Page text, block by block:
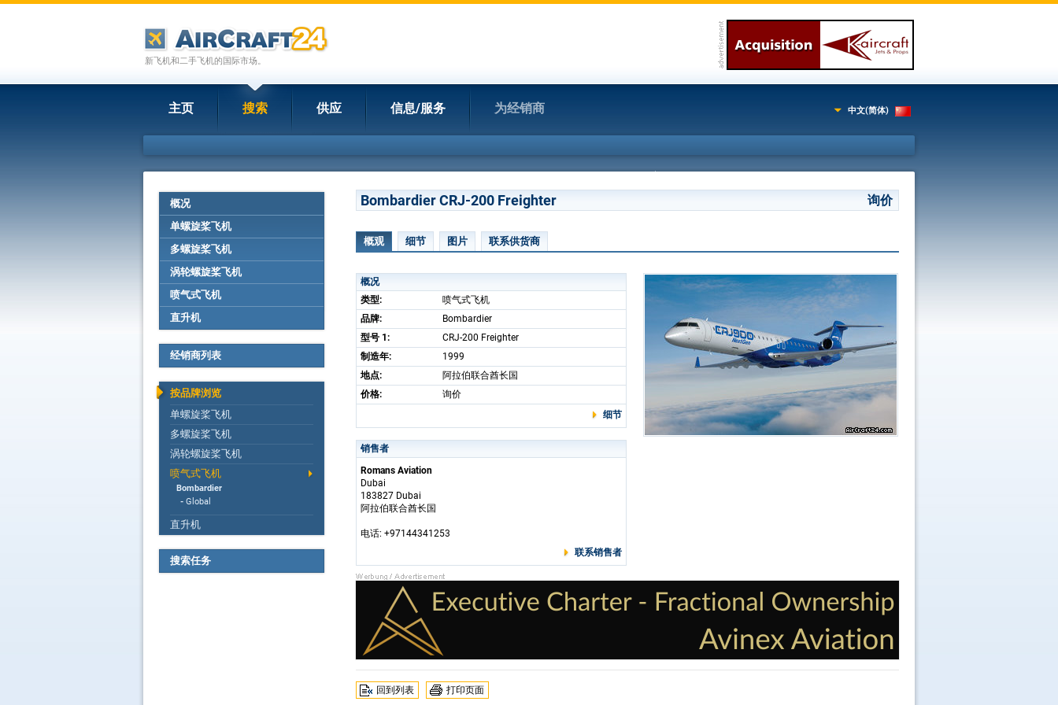
新飞机和二手飞机的国际市场。
主页 搜索 供应 信息/服务 为经销商 中文(简体)
概况
单螺旋桨飞机
多螺旋桨飞机
涡轮螺旋桨飞机
喷气式飞机
直升机
经销商列表
按品牌浏览
单螺旋桨飞机
多螺旋桨飞机
涡轮螺旋桨飞机
喷气式飞机
Bombardier
- Global
直升机
搜索任务
Bombardier CRJ-200 Freighter 询价
概观 细节 图片 联系供货商
概况
类型:
喷气式飞机
品牌:
Bombardier
型号 1:
CRJ-200 Freighter
制造年:
1999
地点:
阿拉伯联合酋长国
价格:
询价
细节
销售者
Romans Aviation
Dubai
183827 Dubai
阿拉伯联合酋长国
电话: +97144341253
联系销售者
回到列表 打印页面